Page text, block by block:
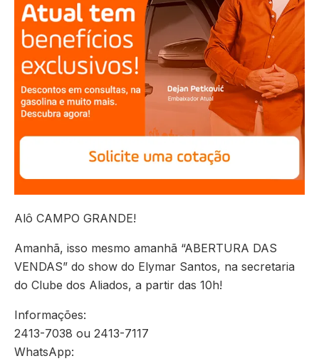
Alô CAMPO GRANDE!
Amanhã, isso mesmo amanhã “ABERTURA DAS
VENDAS” do show do Elymar Santos, na secretaria
do Clube dos Aliados, a partir das 10h!
Informações:
2413-7038 ou 2413-7117
WhatsApp: